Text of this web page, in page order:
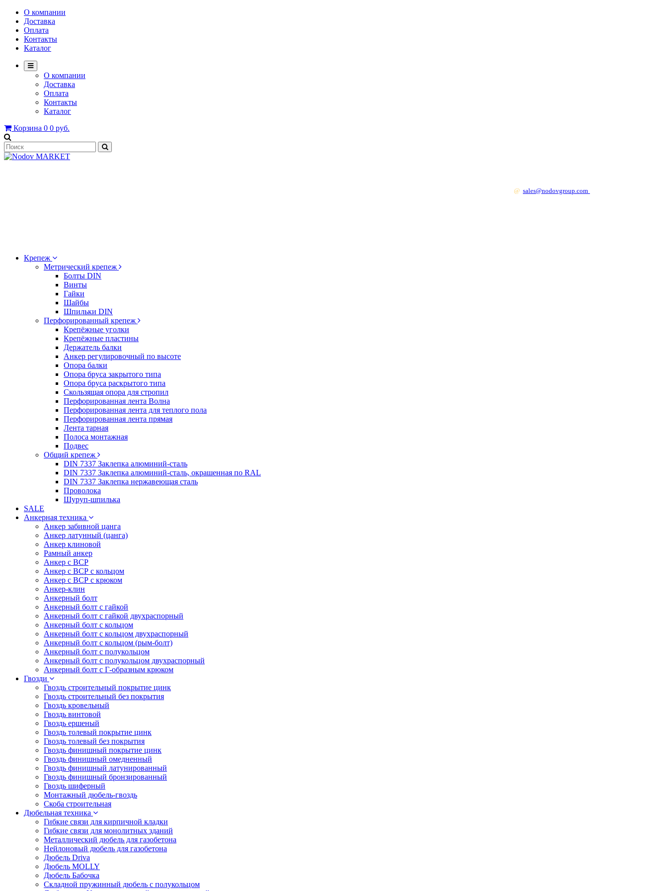
О компании
Доставка
Оплата
Контакты
Каталог
О компании
Доставка
Оплата
Контакты
Каталог
Корзина 0 0 руб.
@ sales@nodovgroup.com
Крепеж
Метрический крепеж
Болты DIN
Винты
Гайки
Шайбы
Шпильки DIN
Перфорированный крепеж
Крепёжные уголки
Крепёжные пластины
Держатель балки
Анкер регулировочный по высоте
Опора балки
Опора бруса закрытого типа
Опора бруса раскрытого типа
Скользящая опора для стропил
Перфорированная лента Волна
Перфорированная лента для теплого пола
Перфорированная лента прямая
Лента тарная
Полоса монтажная
Подвес
Общий крепеж
DIN 7337 Заклепка алюминий-сталь
DIN 7337 Заклепка алюминий-сталь, окрашенная по RAL
DIN 7337 Заклепка нержавеющая сталь
Проволока
Шуруп-шпилька
SALE
Анкерная техника
Анкер забивной цанга
Анкер латунный (цанга)
Анкер клиновой
Рамный анкер
Анкер с ВСР
Анкер с ВСР с кольцом
Анкер с ВСР с крюком
Анкер-клин
Анкерный болт
Анкерный болт с гайкой
Анкерный болт с гайкой двухраспорный
Анкерный болт с кольцом
Анкерный болт с кольцом двухраспорный
Анкерный болт с кольцом (рым-болт)
Анкерный болт с полукольцом
Анкерный болт с полукольцом двухраспорный
Анкерный болт с Г-образным крюком
Гвозди
Гвоздь строительный покрытие цинк
Гвоздь строительный без покрытия
Гвоздь кровельный
Гвоздь винтовой
Гвоздь ершеный
Гвоздь толевый покрытие цинк
Гвоздь толевый без покрытия
Гвоздь финишный покрытие цинк
Гвоздь финишный омедненный
Гвоздь финишный латунированный
Гвоздь финишный бронзированный
Гвоздь шиферный
Монтажный дюбель-гвоздь
Скоба строительная
Дюбельная техника
Гибкие связи для кирпичной кладки
Гибкие связи для монолитных зданий
Металлический дюбель для газобетона
Нейлоновый дюбель для газобетона
Дюбель Driva
Дюбель MOLLY
Дюбель Бабочка
Складной пружинный дюбель с полукольцом